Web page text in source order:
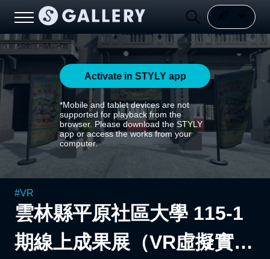
Activate in STYLY app
*Mobile and tablet devices are not
supported for playback from the
browser. Please download the STYLY
app or access the works from your
computer.
#VR
雲林縣平原社區大學 115-1
期線上成果展（VR虛擬實境